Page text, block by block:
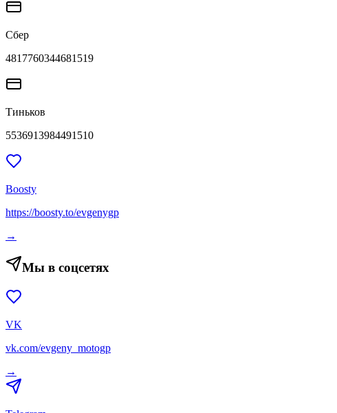
Сбер
4817760344681519
Тиньков
5536913984491510
Boosty
https://boosty.to/evgenygp
→
Мы в соцсетях
VK
vk.com/evgeny_motogp
→